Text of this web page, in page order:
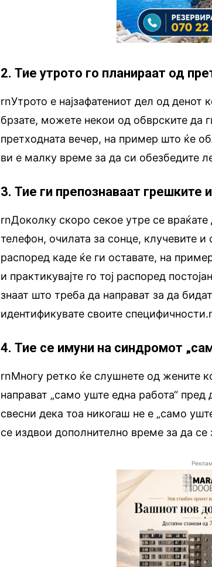
2. Тие утрото го планираат од
rnУтрото е најзафатениот дел од денот
брзате, можете некои од обврските да
претходната вечер, на пример што ќе
ви е малку време за да си обезбедите
3. Тие ги препознаваат грешките
rnДоколку скоро секое утре се
телефон, очилата за сонце, клучевите
распоред каде ќе ги оставате, на
и практикувајте го тој распоред
знаат што треба да направат за да
идентификувате своите
4. Тие се имуни на синдромот
rnМногу ретко ќе слушнете од жените
направат „само уште една работа“ пред
свесни дека тоа никогаш не е „само
се издвои дополнително време за да се